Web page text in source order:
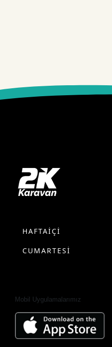
HAFTAİÇİ
CUMARTESİ
Mobil Uygulamalarımız